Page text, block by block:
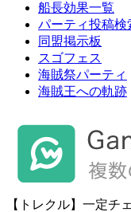
船長効果一覧
パーティ投稿検
同盟掲示板
スゴフェス
海賊祭パーティ
海賊王への軌跡
【トレクル】一定チ